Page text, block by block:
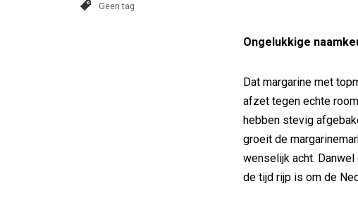
Geen tag
Ongelukkige
Dat margarine met
afzet tegen echte
hebben stevig
groeit de
wenselijk acht.
de tijd rijp is om de